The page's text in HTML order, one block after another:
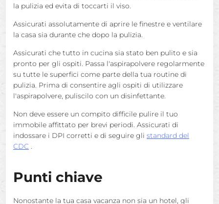
la pulizia ed evita di toccarti il viso.
Assicurati assolutamente di aprire le finestre e ventilare
la casa sia durante che dopo la pulizia.
Assicurati che tutto in cucina sia stato ben pulito e sia
pronto per gli ospiti. Passa l'aspirapolvere regolarmente
su tutte le superfici come parte della tua routine di
pulizia. Prima di consentire agli ospiti di utilizzare
l'aspirapolvere, puliscilo con un disinfettante.
Non deve essere un compito difficile pulire il tuo
immobile affittato per brevi periodi. Assicurati di
indossare i DPI corretti e di seguire gli standard del
CDC .
Punti chiave
Nonostante la tua casa vacanza non sia un hotel, gli